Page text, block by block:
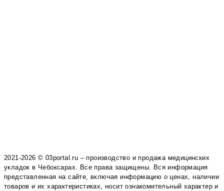
2021-2026 © 03portal.ru – производство и продажа медицинских
укладок в Чебоксарах. Все права защищены. Вся информация
представленная на сайте, включая информацию о ценах, наличии
товаров и их характеристиках, носит ознакомительный характер и